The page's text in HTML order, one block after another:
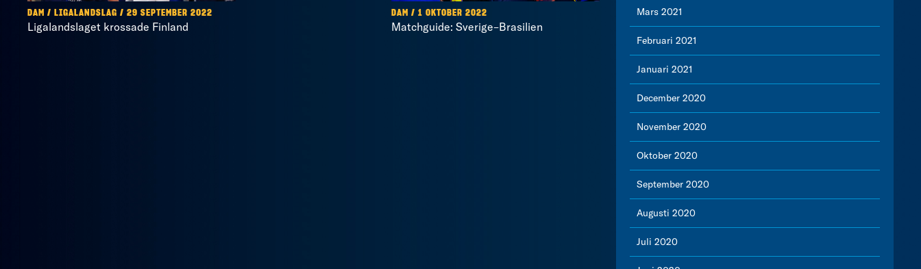
DAM / LIGALANDSLAG / 29 SEPTEMBER 2022
Ligalandslaget krossade Finland
DAM / 1 OKTOBER 2022
Matchguide: Sverige–Brasilien
Mars 2021
Februari 2021
Januari 2021
December 2020
November 2020
Oktober 2020
September 2020
Augusti 2020
Juli 2020